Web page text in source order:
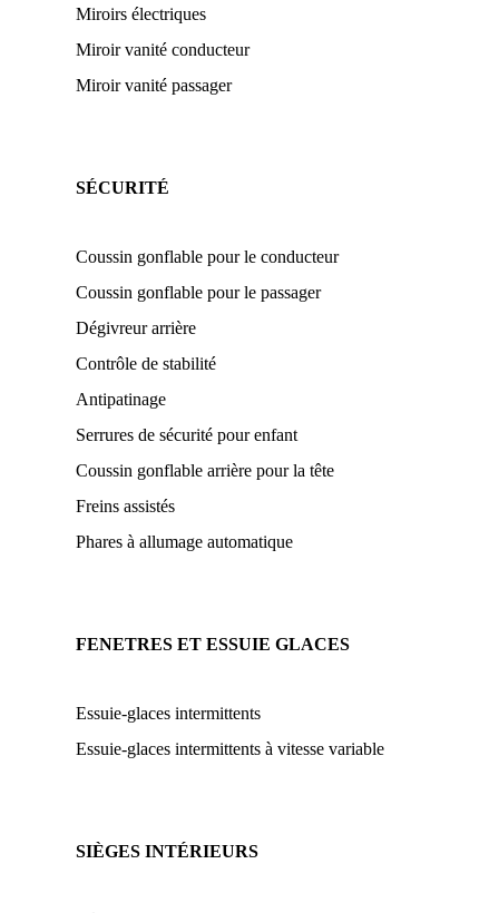
Miroirs électriques
Miroir vanité conducteur
Miroir vanité passager
SÉCURITÉ
Coussin gonflable pour le conducteur
Coussin gonflable pour le passager
Dégivreur arrière
Contrôle de stabilité
Antipatinage
Serrures de sécurité pour enfant
Coussin gonflable arrière pour la tête
Freins assistés
Phares à allumage automatique
FENETRES ET ESSUIE GLACES
Essuie-glaces intermittents
Essuie-glaces intermittents à vitesse variable
SIÈGES INTÉRIEURS